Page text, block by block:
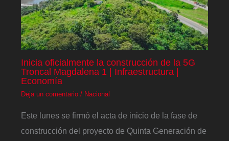
Inicia oficialmente la construcción de la 5G
Troncal Magdalena 1 | Infraestructura |
Economía
Deja un comentario / Nacional
Este lunes se firmó el acta de inicio de la fase de
construcción del proyecto de Quinta Generación de